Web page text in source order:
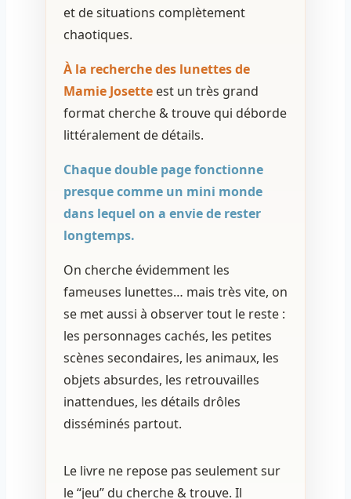
et de situations complètement
chaotiques.
À la recherche des lunettes de
Mamie Josette est un très grand
format cherche & trouve qui déborde
littéralement de détails.
Chaque double page fonctionne
presque comme un mini monde
dans lequel on a envie de rester
longtemps.
On cherche évidemment les
fameuses lunettes… mais très vite, on
se met aussi à observer tout le reste :
les personnages cachés, les petites
scènes secondaires, les animaux, les
objets absurdes, les retrouvailles
inattendues, les détails drôles
disséminés partout.
Le livre ne repose pas seulement sur
le “jeu” du cherche & trouve. Il